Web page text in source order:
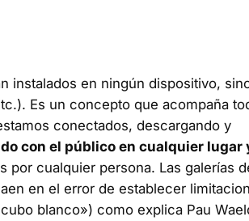
instalados en ningún dispositivo,
Es un concepto que acompaña
conectados, descargando y
con el público en cualquier lugar
cualquier persona. Las galerías
en el error de establecer
blanco») como explica Pau